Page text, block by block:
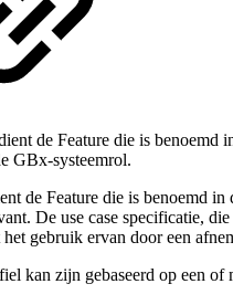
de Feature die is
GBx-systeemrol.
de Feature die is benoemd
De use case specificatie,
gebruik ervan door een
kan zijn gebaseerd op een